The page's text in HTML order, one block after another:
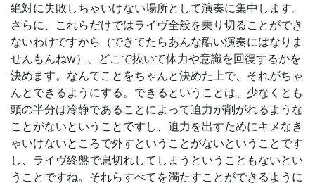
絶対に失敗しちゃいけない場所として演奏に集中します。
さらに、これらだけではライヴ全般を乗り切ることができ
ないわけですから（できてたらあんな酷い演奏にはなりま
せんもんねw）、どこで抜いて体力や意識を回復するかを
決めます。なんてことをちゃんと決めた上で、それがちゃ
んとできるようにする。できるということは、少なくとも
頭の半分は冷静であることによって迫力が削がれるような
ことがないということですし、迫力を出すためにキメなき
ゃいけないところで外すということがないということです
し、ライヴ終盤で息切れしてしまうということもないとい
うことですね。それらすべてを満たすことができるように